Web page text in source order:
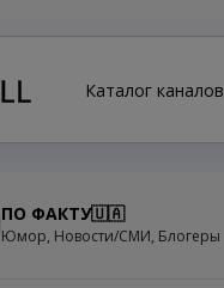
Каталог каналов
ПО ФАКТУ🇺🇦
Юмор, Новости/СМИ, Блогеры